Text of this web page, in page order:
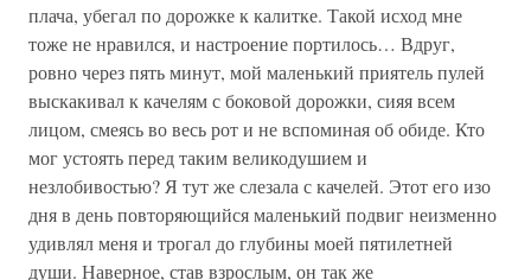
плача, убегал по дорожке к калитке. Такой исход мне
тоже не нравился, и настроение портилось… Вдруг,
ровно через пять минут, мой маленький приятель пулей
выскакивал к качелям с боковой дорожки, сияя всем
лицом, смеясь во весь рот и не вспоминая об обиде. Кто
мог устоять перед таким великодушием и
незлобивостью? Я тут же слезала с качелей. Этот его изо
дня в день повторяющийся маленький подвиг неизменно
удивлял меня и трогал до глубины моей пятилетней
души. Наверное, став взрослым, он так же